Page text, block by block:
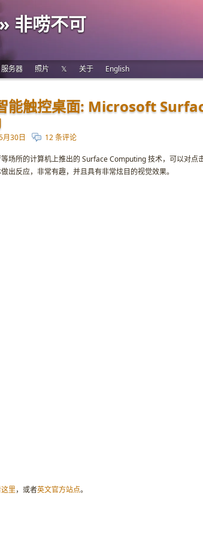
非唠不可
服务器 照片 𝕏 关于 English
能触控桌面: Microsoft
月30日 12 条评论
场所的计算机上推出的 Surface Computing 技术，可以对点击
出反应，非常有趣，并且具有非常炫目的视觉效果。
里，或者英文官方站点。